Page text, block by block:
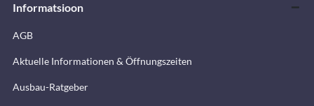
Informatsioon
AGB
Aktuelle Informationen & Öffnungszeiten
Ausbau-Ratgeber